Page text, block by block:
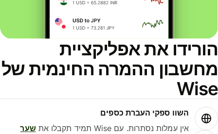
הורידו את אפליקציית
מחשבון ההמרה החינמית של
Wise
השוו ספקי העברת כספים
אין עמלות נסתרות. עם Wise תמיד תקבלו את
שער